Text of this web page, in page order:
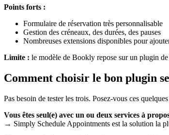
Points forts :
Formulaire de réservation très personnalisable
Gestion des créneaux, des durées, des pauses
Nombreuses extensions disponibles pour
Limite : le modèle de Bookly repose sur un plugin
Comment choisir le bon plugin
Pas besoin de tester les trois. Posez-vous ces
Vous êtes seul(e) avec un ou deux services à
→ Simply Schedule Appointments est la solution la